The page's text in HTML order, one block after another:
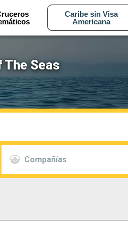
Caribe sin Visa
Americana
Seas
Compañías